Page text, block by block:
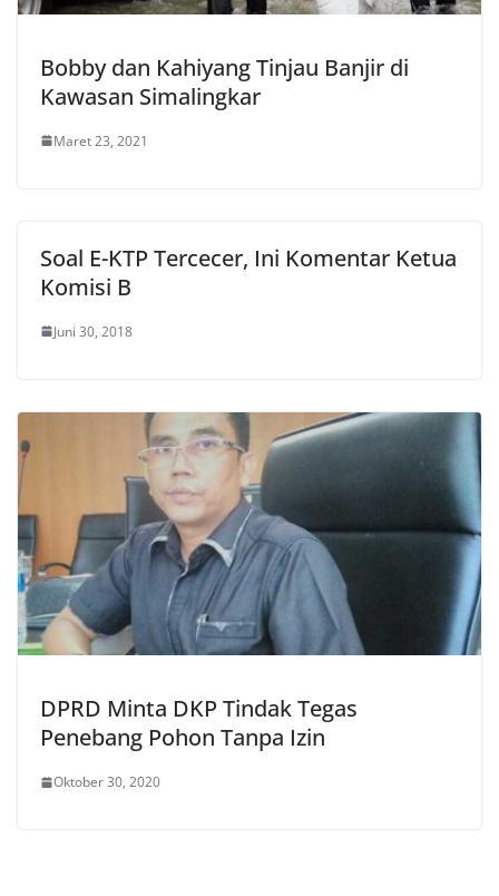
Bobby dan Kahiyang Tinjau Banjir di
Kawasan Simalingkar
Maret 23, 2021
Soal E-KTP Tercecer, Ini Komentar Ketua
Komisi B
Juni 30, 2018
DPRD Minta DKP Tindak Tegas
Penebang Pohon Tanpa Izin
Oktober 30, 2020